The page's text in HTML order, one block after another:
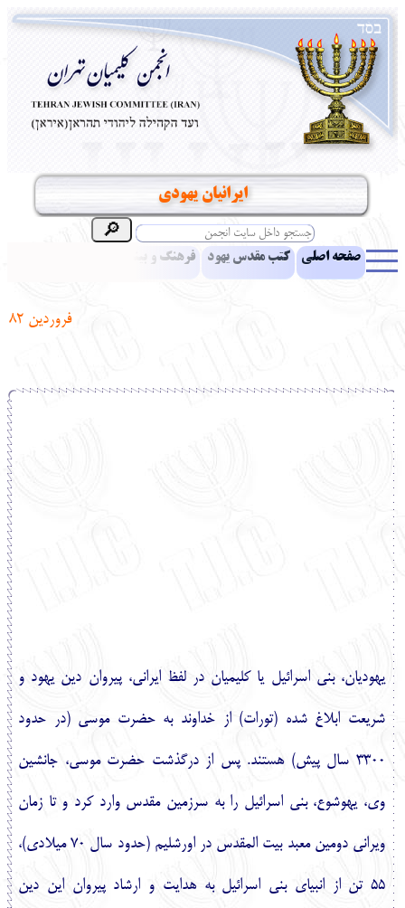
ايرانيان يهودي
صفحه اصلی کتب مقدس یهود فرهنگ و بینش یهود
فروردين 82
يهوديان، بني ‏اسرائيل يا كليميان در لفظ ايراني، پيروان دين يهود و
شريعت ابلاغ شده (تورات) از خداوند به حضرت موسي (در حدود
3300 سال پيش) هستند. پس از درگذشت حضرت موسي، جانشين
وي، يهوشوع، بني ‏اسرائيل را به سرزمين مقدس وارد كرد و تا زمان
ويراني دومين معبد بيت‏ المقدس در اورشليم (حدود سال 70 ميلادي)،
55 تن از انبياي بني ‏اسرائيل به هدايت و ارشاد پيروان اين دين